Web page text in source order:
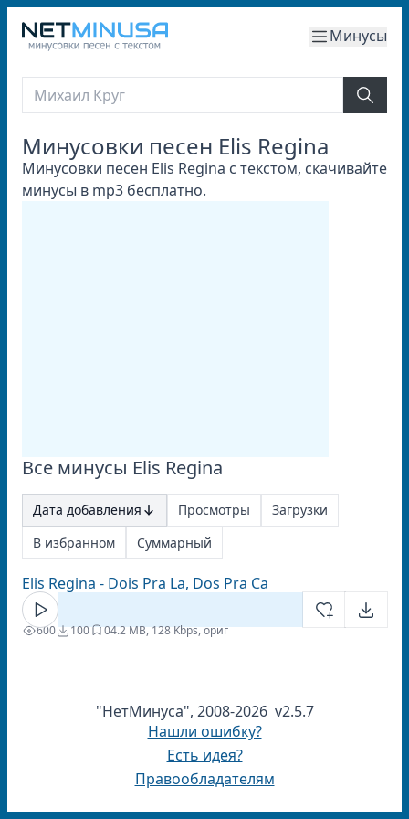
Минусы
Минусовки песен Elis Regina
Минусовки песен Elis Regina с текстом, скачивайте
минусы в mp3 бесплатно.
Все минусы Elis Regina
Дата добавления Просмотры
Загрузки
В избранном
Суммарный
Elis Regina - Dois Pra La, Dos Pra Ca
600 100 04.2 MB, 128 Kbps, ориг
"НетМинуса", 2008-2026 v2.5.7
Нашли ошибку?
Есть идея?
Правообладателям